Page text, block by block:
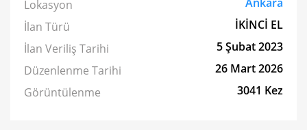
Lokasyon
İlan Türü
İKİNCİ EL
İlan Veriliş Tarihi
5 Şubat 2023
Düzenlenme Tarihi
26 Mart 2026
Görüntülenme
3041 Kez